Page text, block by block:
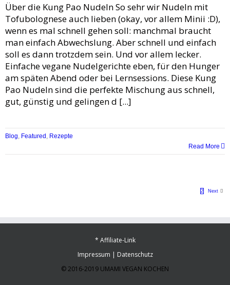
Über die Kung Pao Nudeln So sehr wir Nudeln mit
Tofubolognese auch lieben (okay, vor allem Minii :D),
wenn es mal schnell gehen soll: manchmal braucht
man einfach Abwechslung. Aber schnell und einfach
soll es dann trotzdem sein. Und vor allem lecker.
Einfache vegane Nudelgerichte eben, für den Hunger
am späten Abend oder bei Lernsessions. Diese Kung
Pao Nudeln sind die perfekte Mischung aus schnell,
gut, günstig und gelingen d [...]
Blog, Featured , Rezepte
Read More
2 Next
* Affiliate-Link
Impressum | Datenschutz
© 2016-2019 UMAMI VEGAN KOCHEN